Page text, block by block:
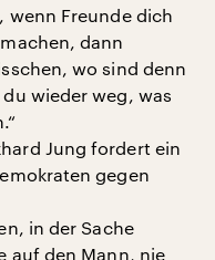
wenn Freunde dich
dann
wo sind denn
wieder weg, was
Jung fordert ein
gegen
in der Sache
auf den Mann, nie